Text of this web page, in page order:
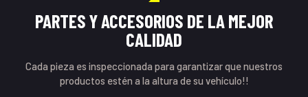
PARTES Y ACCESORIOS DE LA MEJOR
CALIDAD
Cada pieza es inspeccionada para garantizar que nuestros
productos estén a la altura de su vehículo!!